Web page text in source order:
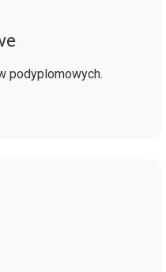
podyplomowych.